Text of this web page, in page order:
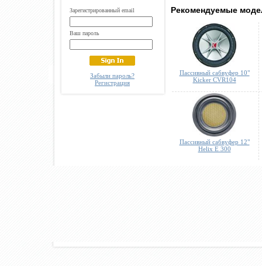
Зарегистрированный email
Ваш пароль
Забыли пароль?
Регистрация
Рекомендуемые
Пассивный сабвуфер 10"
Kicker CVR104
Пассивный сабвуфер 12"
Helix E 300